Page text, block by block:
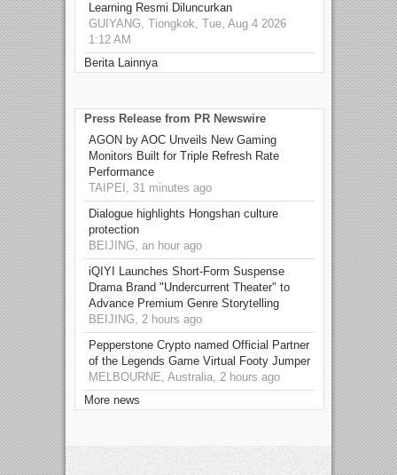
Learning Resmi Diluncurkan
GUIYANG, Tiongkok, Tue, Aug 4 2026
1:12 AM
Berita Lainnya
Press Release from PR Newswire
AGON by AOC Unveils New Gaming
Monitors Built for Triple Refresh Rate
Performance
TAIPEI, 31 minutes ago
Dialogue highlights Hongshan culture
protection
BEIJING, an hour ago
iQIYI Launches Short-Form Suspense
Drama Brand "Undercurrent Theater" to
Advance Premium Genre Storytelling
BEIJING, 2 hours ago
Pepperstone Crypto named Official Partner
of the Legends Game Virtual Footy Jumper
MELBOURNE, Australia, 2 hours ago
More news